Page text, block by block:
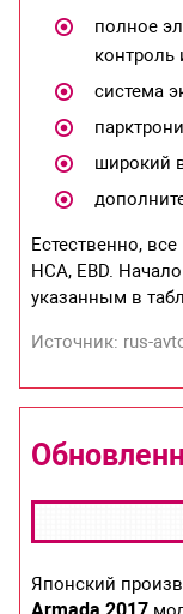
полное
контроль
система
широкий
Естественно,
HCA, EBD.
указанным в
Источник: rus-
Японский